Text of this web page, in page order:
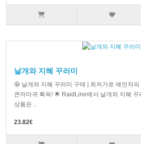
날개와 지혜 꾸러미
🤩 날개와 지혜 꾸러미 구매 | 최저가로 예언자
큰까마귀 획득! 🌟 RaidLine에서 날개와 지혜
상품은 ..
23.82€